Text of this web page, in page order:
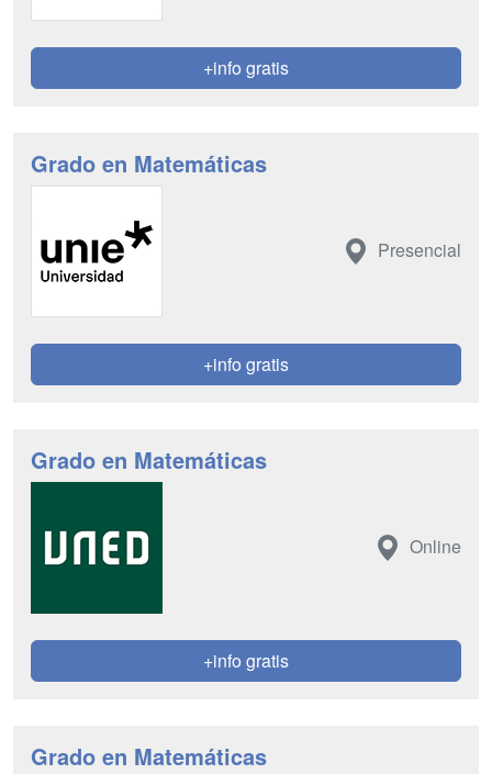
+info gratis
Grado en Matemáticas
Presencial
+info gratis
Grado en Matemáticas
Online
+info gratis
Grado en Matemáticas